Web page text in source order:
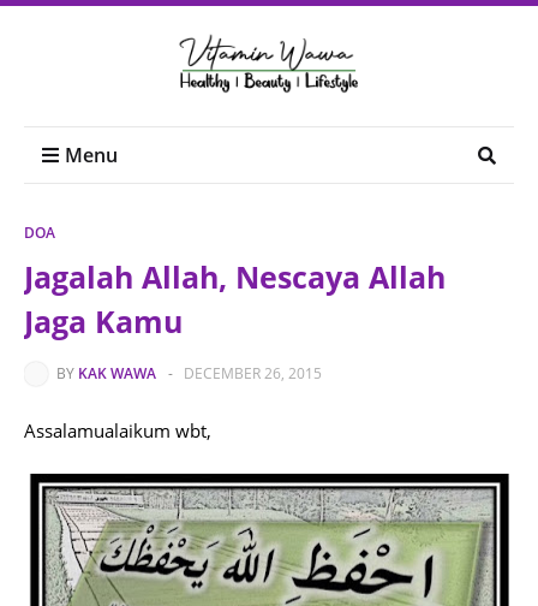
Menu
DOA
Jagalah Allah, Nescaya Allah
Jaga Kamu
BY KAK WAWA - DECEMBER 26, 2015
Assalamualaikum wbt,